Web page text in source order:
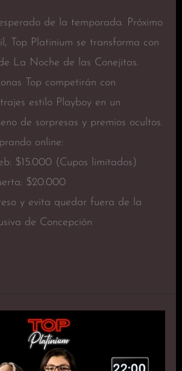
de la temporada. Próximo
Top Platinium se transforma con
La Noche de las Conejitas.
Top competirán con
estilo Playboy en un
de sorpresas y premios ocultos.
online:
$15.000 (Cupos limitados)
$20.000
y evita quedar fuera de la
de Concepción